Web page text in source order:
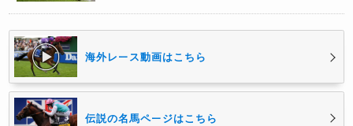
海外レース動画はこちら
伝説の名馬ページはこちら